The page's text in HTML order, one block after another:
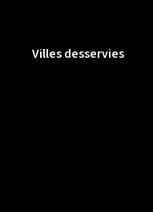
Villes desservies